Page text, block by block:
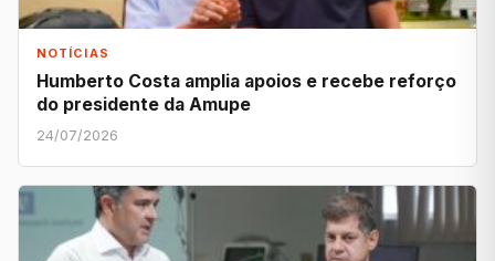
NOTÍCIAS
Humberto Costa amplia apoios e recebe reforço
do presidente da Amupe
24/07/2026